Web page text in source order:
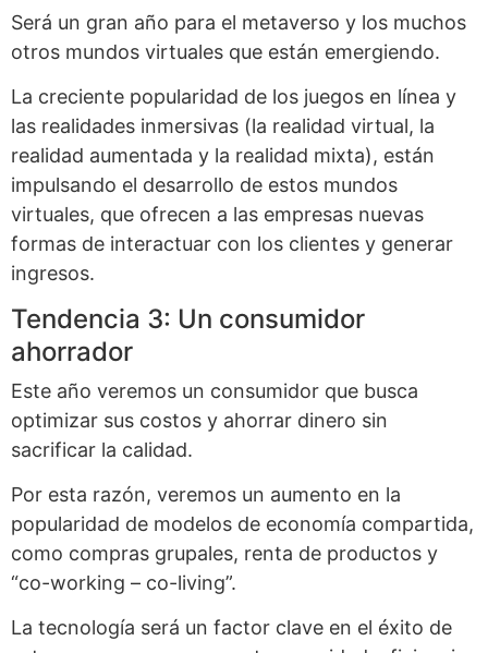
Será un gran año para el metaverso y los muchos
otros mundos virtuales que están emergiendo.
La creciente popularidad de los juegos en línea y
las realidades inmersivas (la realidad virtual, la
realidad aumentada y la realidad mixta), están
impulsando el desarrollo de estos mundos
virtuales, que ofrecen a las empresas nuevas
formas de interactuar con los clientes y generar
ingresos.
Tendencia 3: Un consumidor
ahorrador
Este año veremos un consumidor que busca
optimizar sus costos y ahorrar dinero sin
sacrificar la calidad.
Por esta razón, veremos un aumento en la
popularidad de modelos de economía compartida,
como compras grupales, renta de productos y
“co-working – co-living”.
La tecnología será un factor clave en el éxito de